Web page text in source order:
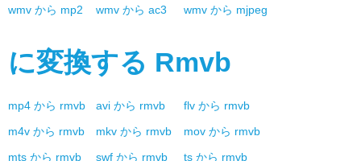
wmv から mp2 wmv から ac3 wmv から mjpeg
に変換する Rmvb
mp4 から rmvb avi から rmvb flv から rmvb
m4v から rmvb mkv から rmvb mov から rmvb
mts から rmvb swf から rmvb ts から rmvb